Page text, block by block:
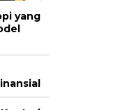
yang